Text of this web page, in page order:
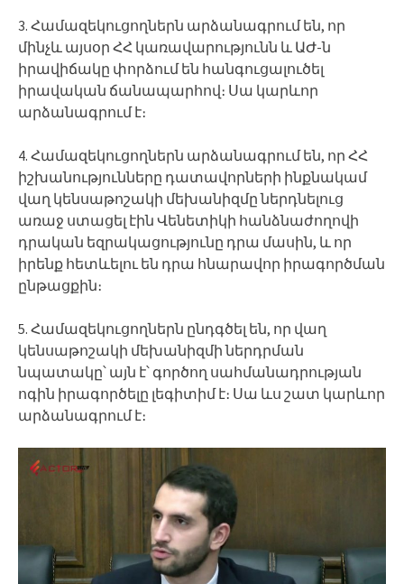
3. Համազեկուցողներն արձանագրում են, որ
մինչև այսօր ՀՀ կառավարությունն և ԱԺ-ն
իրավիճակը փորձում են հանգուցալուծել
իրավական ճանապարհով։ Սա կարևոր
արձանագրում է։
4. Համազեկուցողներն արձանագրում են, որ ՀՀ
իշխանությունները դատավորների ինքնակամ
վաղ կենսաթոշակի մեխանիզմը ներդնելուց
առաջ ստացել էին Վենետիկի հանձնաժողովի
դրական եզրակացությունը դրա մասին, և որ
իրենք հետևելու են դրա հնարավոր իրագործման
ընթացքին։
5. Համազեկուցողներն ընդգծել են, որ վաղ
կենսաթոշակի մեխանիզմի ներդրման
նպատակը՝ այն է՝ գործող սահմանադրության
ոգին իրագործելը լեգիտիմ է։ Սա ևս շատ կարևոր
արձանագրում է։